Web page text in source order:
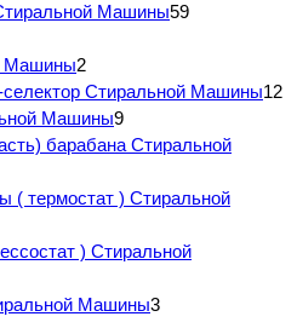
Машины59
Машины2
селектор Стиральной Машины12
Машины9
барабана Стиральной
( термостат ) Стиральной
) Стиральной
Машины3